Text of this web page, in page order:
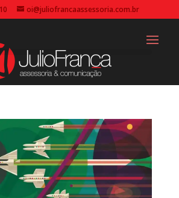
oi@juliofrancaassessoria.com.br